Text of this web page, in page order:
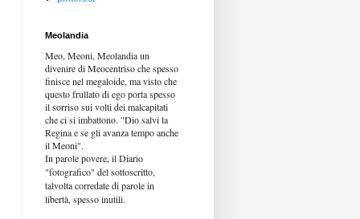
Meolandia
Meo, Meoni, Meolandia un
divenire di Meocentriso che spesso
finisce nel megaloide, ma visto che
questo frullato di ego porta spesso
il sorriso sui volti dei malcapitati
che ci si imbattono. "Dio salvi la
Regina e se gli avanza tempo anche
il Meoni".
In parole povere, il Diario
"fotografico" del sottoscritto,
talvolta corredate di parole in
libertà, spesso inutili.